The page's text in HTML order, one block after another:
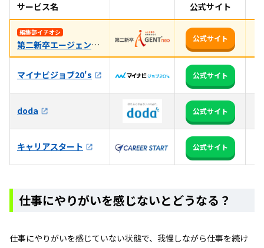
サービス名 公式サイト
編集部イチオシ
第二新卒エージェントneo
公式サイト
マイナビジョブ20's 公式サイト
doda 公式サイト
キャリアスタート 公式サイト
仕事にやりがいを感じないとどうなる？
仕事にやりがいを感じていない状態で、我慢しながら仕事を続け